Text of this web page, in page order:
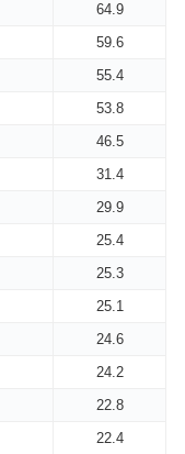
64.9
59.6
55.4
53.8
46.5
31.4
29.9
25.4
25.3
25.1
24.6
24.2
22.8
22.4